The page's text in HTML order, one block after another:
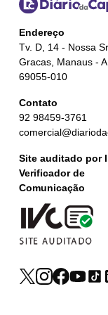
Endereço
Tv. D, 14 - Nossa
Gracas, Manaus -
69055-010
Contato
92 98459-3761
Site auditado por
Verificador de
Comunicação